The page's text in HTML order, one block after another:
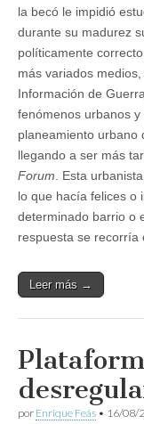
la becó le impidió
durante su madurez
políticamente
más variados
Información de
fenómenos urbanos
planeamiento urbano
llegando a ser más
Forum . Esta
lo que hacía felices o
determinado barrio o
respuesta se recorría
Leer más →
por Enrique Feás • 16/08/